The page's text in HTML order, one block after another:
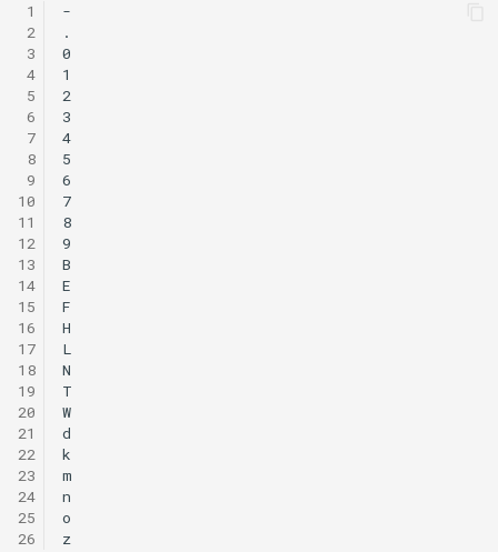
1
2
3
4
5
6
7
8
9
10
11
12
13
14
15
16
17
18
19
20
21
22
23
24
25
26